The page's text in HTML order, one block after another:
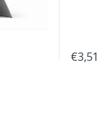
€3,51